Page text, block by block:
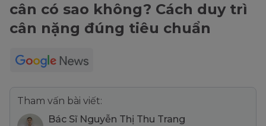
cân có sao không? Cách duy trì
cân nặng đúng tiêu chuẩn
Tham vấn bài viết:
Bác Sĩ Nguyễn Thị Thu Trang